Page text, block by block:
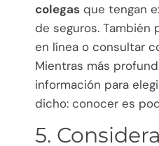
colegas que tengan
de seguros. También
en línea o consultar
Mientras más
información para
dicho: conocer es
5.